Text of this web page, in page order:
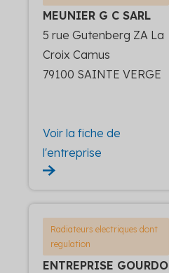
MEUNIER G C SARL
5 rue Gutenberg ZA La
Croix Camus
79100 SAINTE VERGE
Voir la fiche de
l'entreprise
Radiateurs electriques dont
regulation
ENTREPRISE GOURDO